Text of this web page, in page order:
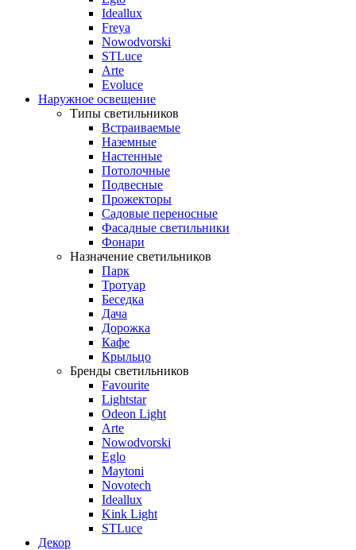
Ideallux
Freya
Nowodvorski
STLuce
Arte
Evoluce
Наружное освещение
Типы светильников
Встраиваемые
Наземные
Настенные
Потолочные
Подвесные
Прожекторы
Садовые переносные
Фасадные светильники
Фонари
Назначение светильников
Парк
Тротуар
Беседка
Дача
Дорожка
Кафе
Крыльцо
Бренды светильников
Favourite
Lightstar
Odeon Light
Arte
Nowodvorski
Eglo
Maytoni
Novotech
Ideallux
Kink Light
STLuce
Декор